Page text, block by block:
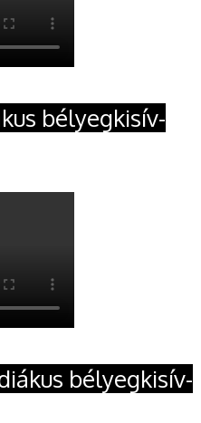
bélyegkisív-
bélyegkisív-